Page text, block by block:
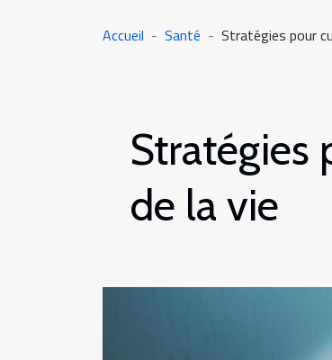
Accueil Santé Stratégies pour
Stratégies
de la vie